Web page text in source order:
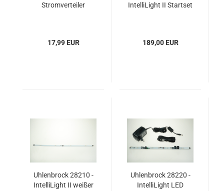
Stromverteiler
17,99 EUR
IntelliLight II Startset
189,00 EUR
Uhlenbrock 28210 -
IntelliLight II weißer
Uhlenbrock 28220 -
IntelliLight LED